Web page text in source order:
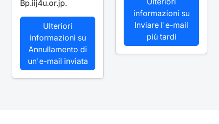
Bp.iij4u.or.jp.
Ulteriori
informazioni su
Annullamento di
un'e-mail inviata
informazioni su
Inviare l'e-mail
più tardi